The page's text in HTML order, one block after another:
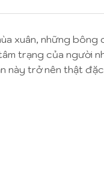
xuân, những
trạng của người
này trở nên thật